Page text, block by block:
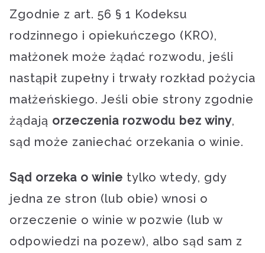
Zgodnie z art. 56 § 1 Kodeksu
rodzinnego i opiekuńczego (KRO),
małżonek może żądać rozwodu, jeśli
nastąpił zupełny i trwały rozkład pożycia
małżeńskiego. Jeśli obie strony zgodnie
żądają orzeczenia rozwodu bez winy,
sąd może zaniechać orzekania o winie.
Sąd orzeka o winie tylko wtedy, gdy
jedna ze stron (lub obie) wnosi o
orzeczenie o winie w pozwie (lub w
odpowiedzi na pozew), albo sąd sam z